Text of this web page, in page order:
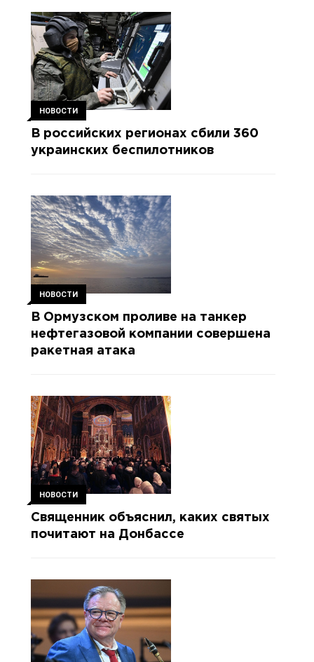
НОВОСТИ
В российских регионах сбили 360
украинских беспилотников
НОВОСТИ
В Ормузском проливе на танкер
нефтегазовой компании совершена
ракетная атака
НОВОСТИ
Священник объяснил, каких святых
почитают на Донбассе